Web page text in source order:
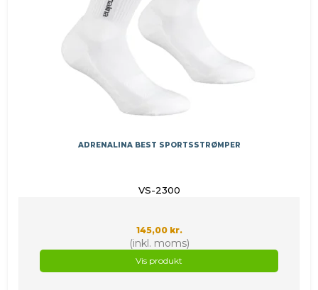
ADRENALINA BEST SPORTSSTRØMPER
VS-2300
145,00 kr.
(inkl. moms)
Vis produkt